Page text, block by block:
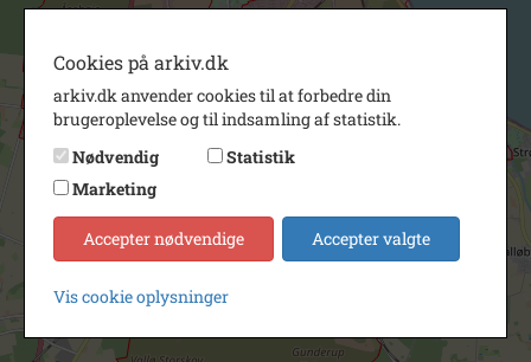
Cookies på arkiv.dk
arkiv.dk anvender cookies til at forbedre din
brugeroplevelse og til indsamling af statistik.
Nødvendig
Statistik
Marketing
Accepter nødvendige Accepter valgte
Vis cookie oplysninger